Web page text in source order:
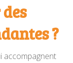
?
accompagnent